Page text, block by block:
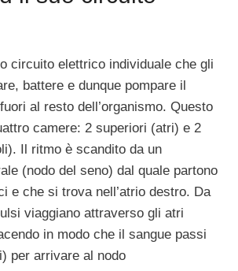
circuito elettrico individuale che gli
battere e dunque pompare il
al resto dell’organismo. Questo
camere: 2 superiori (atri) e 2
Il ritmo è scandito da un
(nodo del seno) dal quale partono
e che si trova nell’atrio destro. Da
viaggiano attraverso gli atri
in modo che il sangue passi
per arrivare al nodo